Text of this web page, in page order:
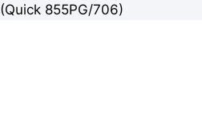
(Quick 855PG/706)